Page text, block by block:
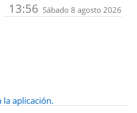
13:56 Sábado 8 agosto 2026
aplicación.